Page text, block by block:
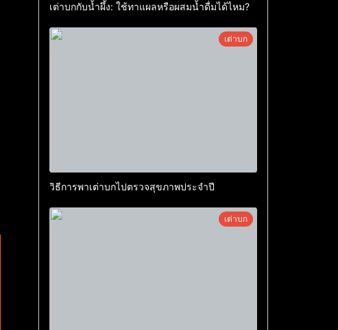
เต่าบกกับน้ำผึ้ง: ใช้ทาแผลหรือผสมน้ำดื่มได้ไหม?
เต่าบก
วิธีการพาเต่าบกไปตรวจสุขภาพประจำปี
เต่าบก